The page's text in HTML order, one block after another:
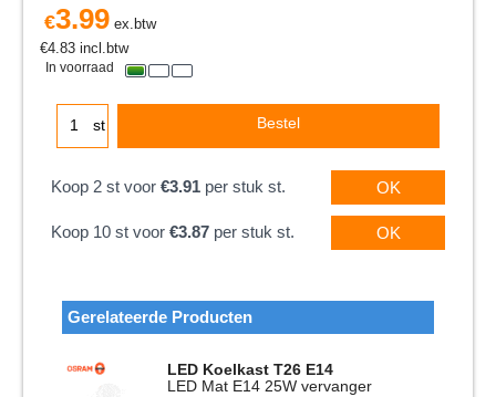
€3.99 ex.btw
€4.83 incl.btw
In voorraad
st Bestel
Koop 2 st voor €3.91 per stuk st. OK
Koop 10 st voor €3.87 per stuk st. OK
Gerelateerde Producten
LED Koelkast T26 E14
LED Mat E14 25W vervanger